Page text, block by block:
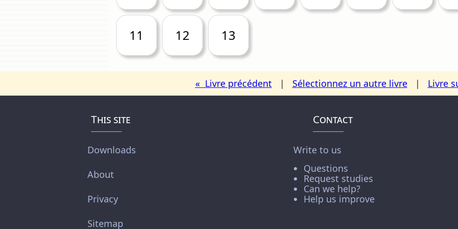
11 12 13
« Livre précédent | Sélectionnez un autre livre| Livre
This site
Downloads
About
Privacy
Sitemap
Contact
Write to us
Questions
Request studies
Can we help?
Help us improve